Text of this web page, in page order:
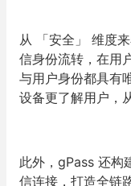
从 「安全」 维度
信身份流转，在用
与用户身份都具有
设备更了解用户，
此外，gPass 还构
信连接，打造全链